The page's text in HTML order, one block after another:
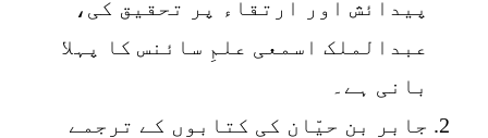
پیدائش اور ارتقاء پر تحقیق کی،
عبدالملک اسمعی علمِ سائنس کا پہلا
بانی ہے۔
جابر بن حیّان کی کتابوں کے ترجمے